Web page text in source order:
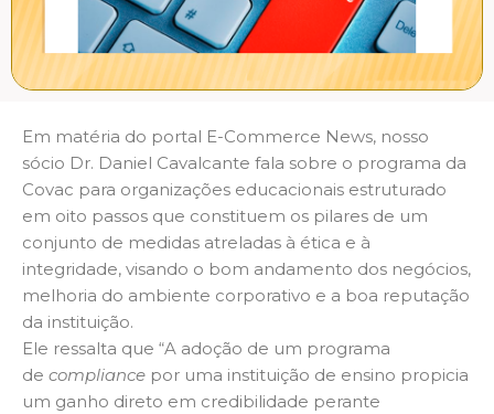
Em matéria do portal E-Commerce News, nosso
sócio Dr. Daniel Cavalcante fala sobre o programa da
Covac para organizações educacionais estruturado
em oito passos que constituem os pilares de um
conjunto de medidas atreladas à ética e à
integridade, visando o bom andamento dos negócios,
melhoria do ambiente corporativo e a boa reputação
da instituição.
Ele ressalta que “A adoção de um programa
de compliance por uma instituição de ensino propicia
um ganho direto em credibilidade perante